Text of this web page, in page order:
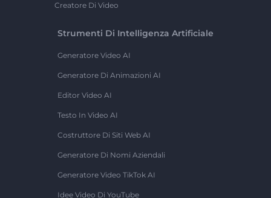
Creatore Di Video
Strumenti Di Intelligenza Artificiale
Generatore Video AI
Generatore Di Animazioni AI
Editor Video AI
Testo In Video AI
Costruttore Di Siti Web AI
Generatore Di Nomi Aziendali
Generatore Video TikTok AI
Idee Video Di YouTube